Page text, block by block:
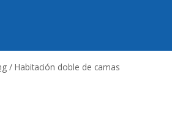
/ Habitación doble de camas